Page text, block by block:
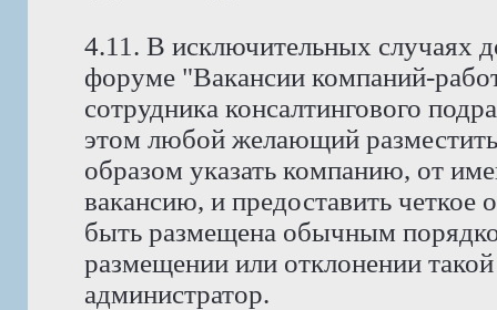
4.11. В исключительных случаях
форуме "Вакансии компаний-
сотрудника консалтингового
этом любой желающий
образом указать компанию, от
вакансию, и предоставить четкое
быть размещена обычным
размещении или отклонении
администратор.